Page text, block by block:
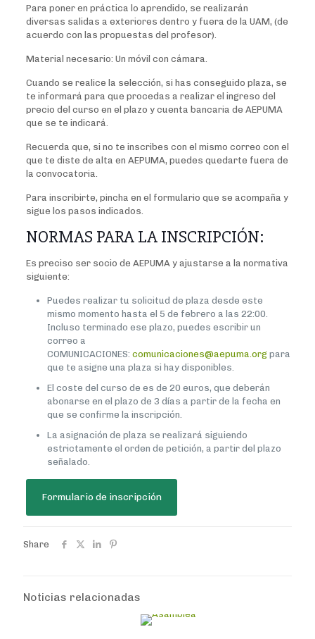
Para poner en práctica lo aprendido, se realizarán
diversas salidas a exteriores dentro y fuera de la UAM, (de
acuerdo con las propuestas del profesor).
Material necesario: Un móvil con cámara.
Cuando se realice la selección, si has conseguido plaza, se
te informará para que procedas a realizar el ingreso del
precio del curso en el plazo y cuenta bancaria de AEPUMA
que se te indicará.
Recuerda que, si no te inscribes con el mismo correo con el
que te diste de alta en AEPUMA, puedes quedarte fuera de
la convocatoria.
Para inscribirte, pincha en el formulario que se acompaña y
sigue los pasos indicados.
NORMAS PARA LA INSCRIPCIÓN:
Es preciso ser socio de AEPUMA y ajustarse a la normativa
siguiente:
Puedes realizar tu solicitud de plaza desde este
mismo momento hasta el 5 de febrero a las 22:00.
Incluso terminado ese plazo, puedes escribir un
correo a
COMUNICACIONES: comunicaciones@aepuma.org para
que te asigne una plaza si hay disponibles.
El coste del curso de es de 20 euros, que deberán
abonarse en el plazo de 3 días a partir de la fecha en
que se confirme la inscripción.
La asignación de plaza se realizará siguiendo
estrictamente el orden de petición, a partir del plazo
señalado.
Formulario de inscripción
Share
Noticias relacionadas